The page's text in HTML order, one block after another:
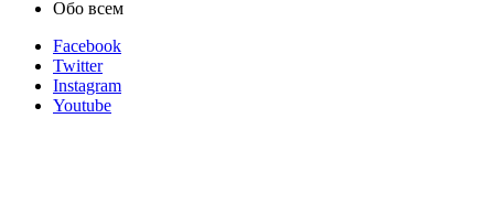
Обо всем
Facebook
Twitter
Instagram
Youtube